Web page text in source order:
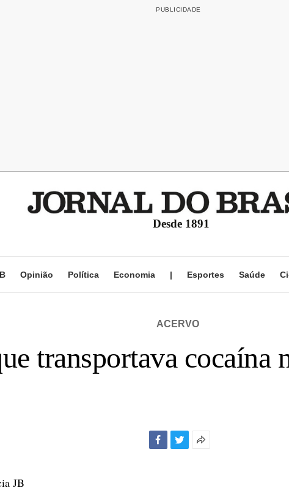
Desde 1891
Opinião Política Economia | Esportes Saúde
ACERVO
transportava cocaína
JB